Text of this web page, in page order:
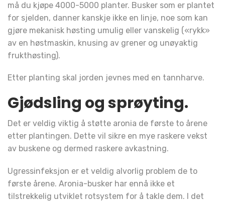
må du kjøpe 4000-5000 planter. Busker som er plantet
for sjelden, danner kanskje ikke en linje, noe som kan
gjøre mekanisk høsting umulig eller vanskelig («rykk»
av en høstmaskin, knusing av grener og unøyaktig
frukthøsting).
Etter planting skal jorden jevnes med en tannharve.
Gjødsling og sprøyting.
Det er veldig viktig å støtte aronia de første to årene
etter plantingen. Dette vil sikre en mye raskere vekst
av buskene og dermed raskere avkastning.
Ugressinfeksjon er et veldig alvorlig problem de to
første årene. Aronia-busker har ennå ikke et
tilstrekkelig utviklet rotsystem for å takle dem. I det